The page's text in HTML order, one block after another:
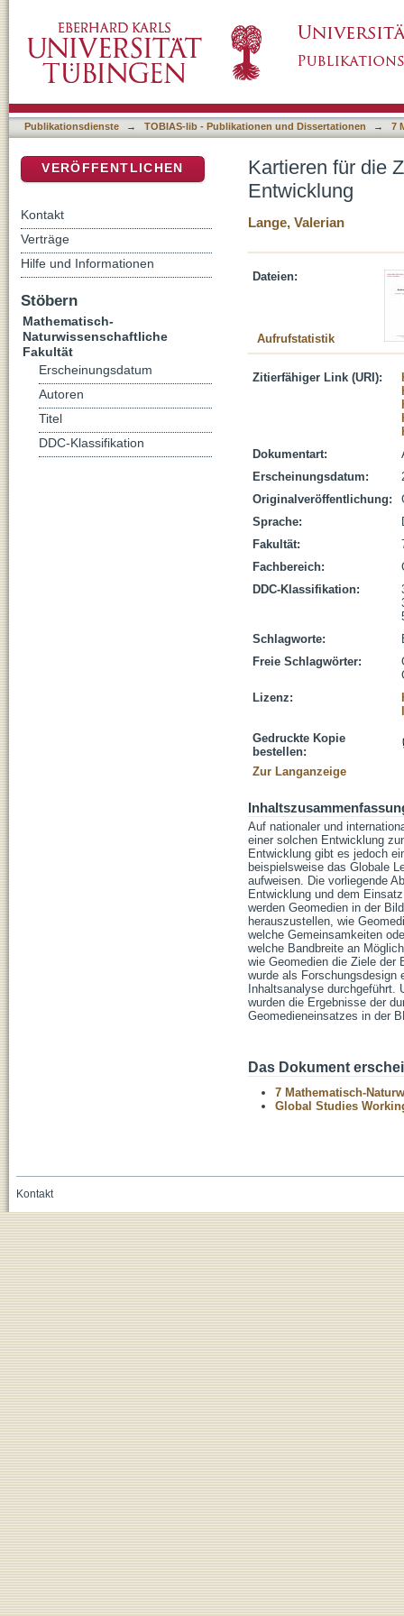
Publikationsdienste → TOBIAS-lib - Publikationen und Dissertationen → 7
Kartieren für die
Entwicklung
Lange, Valerian
Dateien:
Aufrufstatistik
Zitierfähiger Link (URI):
Dokumentart:
Erscheinungsdatum:
Originalveröffentlichung:
Sprache:
Fakultät:
Fachbereich:
DDC-Klassifikation:
Schlagworte:
Freie Schlagwörter:
Lizenz:
Gedruckte Kopie
bestellen:
Zur Langanzeige
Auf nationaler und
einer solchen Entwicklung
Entwicklung gibt es jedoch
beispielsweise das Globale
aufweisen. Die vorliegende
Entwicklung und dem
werden Geomedien in der
herauszustellen, wie
welche Gemeinsamkeiten
welche Bandbreite an
wie Geomedien die Ziele der
wurde als Forschungsdesign
Inhaltsanalyse durchgeführt.
wurden die Ergebnisse der
Geomedieneinsatzes in der
Das Dokument
7 Mathematisch-
Global Studies
VERÖFFENTLICHEN
Kontakt
Verträge
Hilfe und Informationen
Stöbern
Mathematisch-
Naturwissenschaftliche
Fakultät
Erscheinungsdatum
Autoren
Titel
DDC-Klassifikation
Kontakt